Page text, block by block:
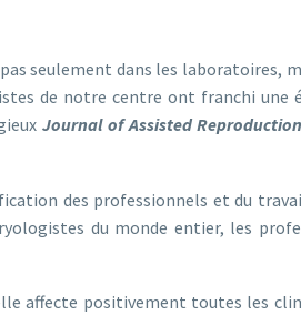
seulement dans les laboratoires,
de notre centre ont franchi
Journal of Assisted
des professionnels et du
du monde entier, les
affecte positivement toutes les